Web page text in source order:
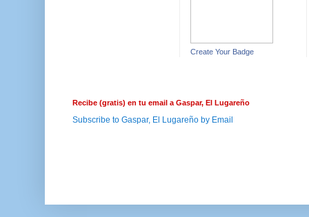
Create Your Badge
Recibe (gratis) en tu email a Gaspar, El Lugareño
Subscribe to Gaspar, El Lugareño by Email